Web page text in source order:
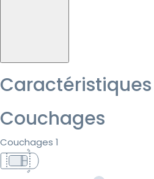
Caractéristiques
Couchages
Couchages 1